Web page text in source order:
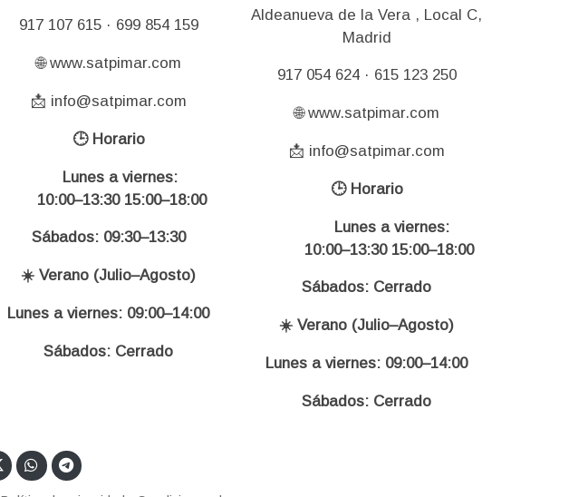
917 107 615 · 699 854 159
🌐 www.satpimar.com
📩 info@satpimar.com
🕒 Horario
Lunes a viernes:
10:00–13:30 15:00–18:00
Sábados: 09:30–13:30
☀️ Verano (Julio–Agosto)
Lunes a viernes: 09:00–14:00
Sábados: Cerrado
Aldeanueva de la Vera , Local C,
Madrid
917 054 624 · 615 123 250
🌐 www.satpimar.com
📩 info@satpimar.com
🕒 Horario
Lunes a viernes:
10:00–13:30 15:00–18:00
Sábados: Cerrado
☀️ Verano (Julio–Agosto)
Lunes a viernes: 09:00–14:00
Sábados: Cerrado